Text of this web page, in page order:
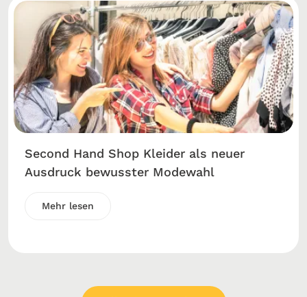
Second Hand Shop Kleider als neuer
Ausdruck bewusster Modewahl
Mehr lesen